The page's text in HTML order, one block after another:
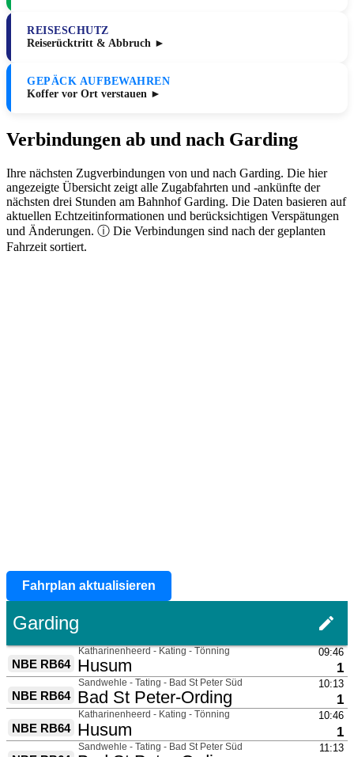
REISESCHUTZ
Reiserücktritt & Abbruch ►
GEPÄCK AUFBEWAHREN
Koffer vor Ort verstauen ►
Verbindungen ab und nach Garding
Ihre nächsten Zugverbindungen von und nach Garding. Die hier
angezeigte Übersicht zeigt alle Zugabfahrten und -ankünfte der
nächsten drei Stunden am Bahnhof Garding. Die Daten basieren auf
aktuellen Echtzeitinformationen und berücksichtigen Verspätungen
und Änderungen. ⓘ Die Verbindungen sind nach der geplanten
Fahrzeit sortiert.
Fahrplan aktualisieren